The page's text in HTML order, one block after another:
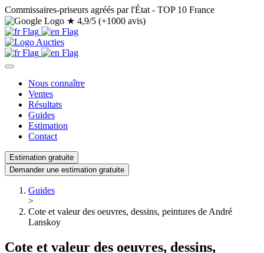
Commissaires-priseurs agréés par l'État - TOP 10 France
★ 4,9/5 (+1000 avis)
Nous connaître
Ventes
Résultats
Guides
Estimation
Contact
Estimation gratuite
Demander une estimation gratuite
Guides
>
Cote et valeur des oeuvres, dessins, peintures de André
Lanskoy
Cote et valeur des oeuvres, dessins,